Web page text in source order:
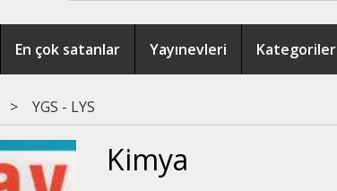
En çok satanlar Yayınevleri Kategoriler
> YGS - LYS
Kimya